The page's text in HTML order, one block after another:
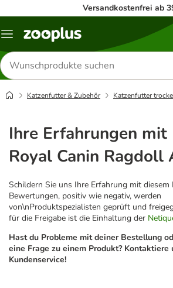
Versandkostenfrei ab
Menü
Produkte
suchen
Katzenfutter & Zubehör Katzenfutter
Ihre Erfahrungen mit
Royal Canin Ragdoll
Schildern Sie uns Ihre Erfahrung mit
Bewertungen, positiv wie negativ, werden
von\nProduktspezialisten geprüft und
für die Freigabe ist die Einhaltung der
Hast du Probleme mit deiner Bestellung
eine Frage zu einem Produkt? Kontaktiere
Kundenservice!